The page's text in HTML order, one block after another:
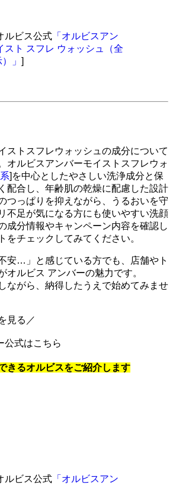
ルビス公式 「オルビスアン
スト スフレ ウォッシュ（全
」 ]
ストスフレウォッシュの成分について
オルビスアンバーモイストスフレウォ
]を中心としたやさしい洗浄成分と保
配合し、年齢肌の乾燥に配慮した設計
つっぱりを抑えながら、うるおいを守
不足が気になる方にも使いやすい洗顔
成分情報やキャンペーン内容を確認し
をチェックしてみてください。
安…」と感じている方でも、店舗やト
オルビス アンバーの魅力です。
ながら、納得したうえで始めてみませ
見る／
公式はこちら
きるオルビスをご紹介します
ルビス公式 「オルビスアン